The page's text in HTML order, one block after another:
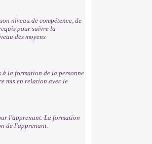
niveau de compétence, de
pour suivre la
des moyens
à la formation de la personne
mis en relation avec le
l'apprenant. La formation
de l'apprenant.